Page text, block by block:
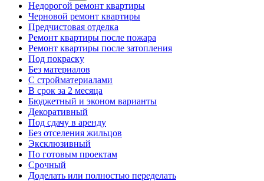
Недорогой ремонт квартиры
Черновой ремонт квартиры
Предчистовая отделка
Ремонт квартиры после пожара
Ремонт квартиры после затопления
Под покраску
Без материалов
С стройматериалами
В срок за 2 месяца
Бюджетный и эконом варианты
Декоративный
Под сдачу в аренду
Без отселения жильцов
Эксклюзивный
По готовым проектам
Срочный
Доделать или полностью переделать